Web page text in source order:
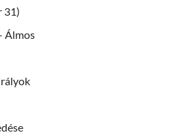
31)
Álmos